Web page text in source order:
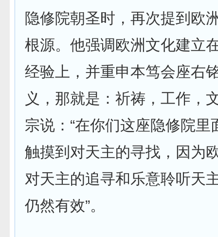
隐修院朝圣时，再次提到欧
根源。他强调欧洲文化建立
经验上，并重申本笃会座右
义，那就是：祈祷，工作，
宗说：“在你们这座隐修院里
触摸到对天主的寻找，因为
对天主的追寻和乐意聆听天
仍然有效”。